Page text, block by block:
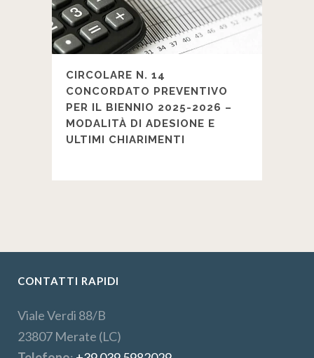
CIRCOLARE N. 14
CONCORDATO PREVENTIVO
PER IL BIENNIO 2025-2026 –
MODALITÀ DI ADESIONE E
ULTIMI CHIARIMENTI
CONTATTI RAPIDI
Viale Verdi 88/B
23807 Merate (LC)